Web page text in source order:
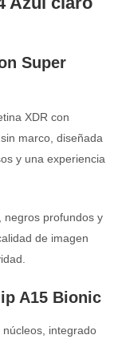
Super
XDR con
marco, diseñada
y una experiencia
negros profundos y
de imagen
A15 Bionic
integrado